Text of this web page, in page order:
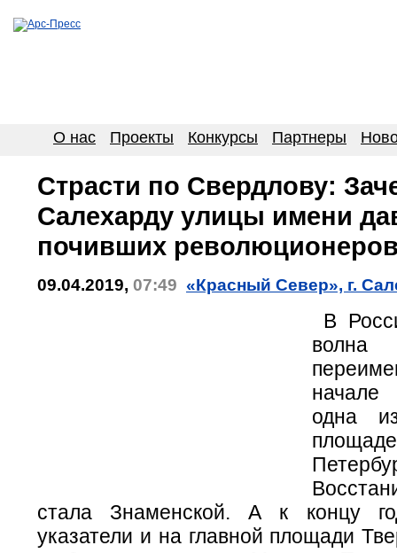
О нас Проекты Конкурсы Партнеры
Страсти по Свердлову:
Салехарду улицы имени
почивших
09.04.2019, 07:49 «Красный Север», г.
В
начале
одна
стала Знаменской. А к концу
указатели и на главной площади